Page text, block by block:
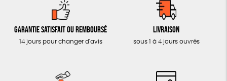
ACCESSOIRES
Garantie satisfait ou remboursé
14 jours pour changer d'avis
Livraison
sous 1 à 4 jours ouvrés